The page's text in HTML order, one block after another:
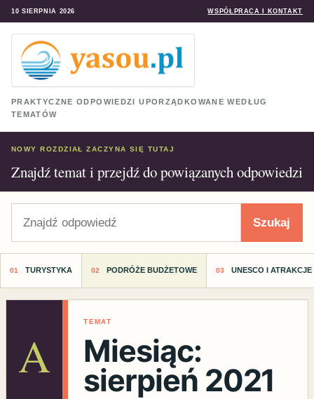
10 SIERPNIA 2026 WSPÓŁPRACA I KONTAKT
PRAKTYCZNE ODPOWIEDZI UPORZĄDKOWANE WEDŁUG
TEMATÓW
NOWY ROZDZIAŁ ZACZYNA SIĘ TUTAJ
Znajdź temat i przejdź do powiązanych odpowiedzi
Szukaj
TURYSTYKA PODRÓŻE BUDŻETOWE UNESCO I
A
TEMAT
Miesiąc:
sierpień 2021